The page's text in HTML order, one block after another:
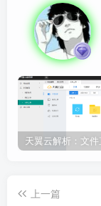
上一篇